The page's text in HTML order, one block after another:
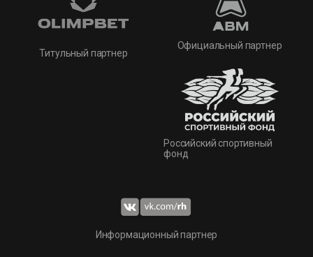
Титульный партнер
Официальный партнер
Российский спортивный
фонд
Информационный партнер